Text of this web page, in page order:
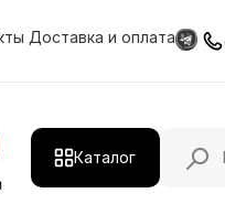
Доставка и оплата
Каталог